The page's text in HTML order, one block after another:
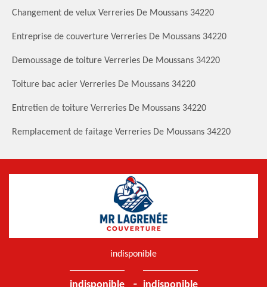
Changement de velux Verreries De Moussans 34220
Entreprise de couverture Verreries De Moussans 34220
Demoussage de toiture Verreries De Moussans 34220
Toiture bac acier Verreries De Moussans 34220
Entretien de toiture Verreries De Moussans 34220
Remplacement de faitage Verreries De Moussans 34220
indisponible
indisponible indisponible